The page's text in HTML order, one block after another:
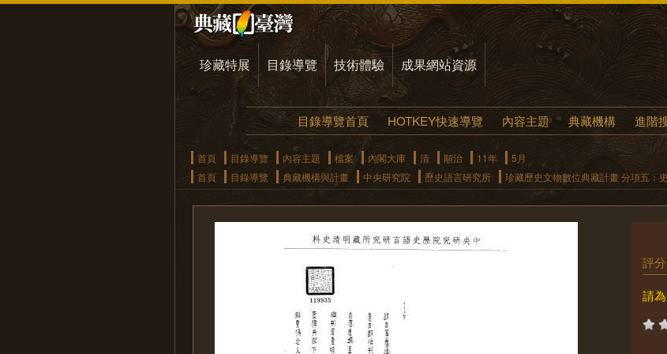
珍藏特展 目錄導覽 技術體驗 成果網站資源
目錄導覽首頁 HOTKEY快速導覽 內容主題 典藏機構 進階
首頁 目錄導覽 內容主題 檔案 內閣大庫 清 順治 11年
5月
首頁
目錄導覽 典藏機構與計畫 中央研究院 歷史語言研究所 珍藏歷史文物數位典藏計畫 分項五：
評
請